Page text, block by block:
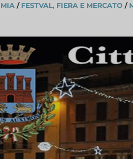
/ FESTVAL, FIERA E MERCATO /